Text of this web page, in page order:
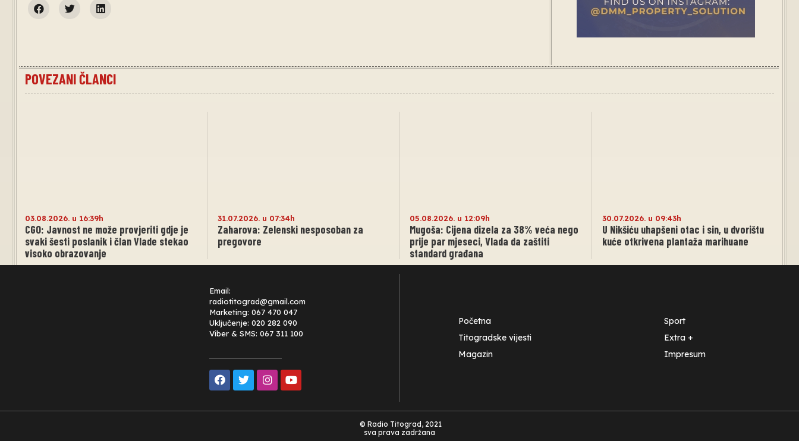
POVEZANI ČLANCI
03.08.2026. u 16:39h
CGO: Javnost ne može provjeriti gdje je
svaki šesti poslanik i član Vlade stekao
visoko obrazovanje
31.07.2026. u 07:34h
Zaharova: Zelenski nesposoban za
pregovore
05.08.2026. u 12:09h
Mugoša: Cijena dizela za 38% veća nego
prije par mjeseci, Vlada da zaštiti
standard građana
30.07.2026. u 09:43h
U Nikšiću uhapšeni otac i sin, u dvorištu
kuće otkrivena plantaža marihuane
Email:
radiotitograd@gmail.com
Marketing: 067 470 047
Uključenje: 020 282 090
Viber & SMS: 067 311 100
Početna
Titogradske vijesti
Magazin
Sport
Extra +
Impresum
© Radio Titograd, 2021
sva prava zadržana